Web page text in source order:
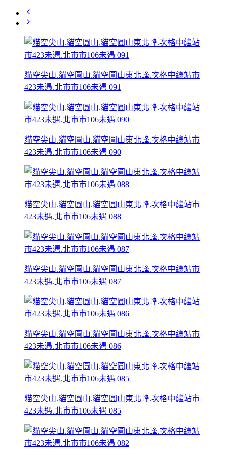
貓空尖山.貓空圓山.貓空圓山東北峰.次格中繼站市
423未遇.北市市106未遇 091
貓空尖山.貓空圓山.貓空圓山東北峰.次格中繼站市
423未遇.北市市106未遇 090
貓空尖山.貓空圓山.貓空圓山東北峰.次格中繼站市
423未遇.北市市106未遇 088
貓空尖山.貓空圓山.貓空圓山東北峰.次格中繼站市
423未遇.北市市106未遇 087
貓空尖山.貓空圓山.貓空圓山東北峰.次格中繼站市
423未遇.北市市106未遇 086
貓空尖山.貓空圓山.貓空圓山東北峰.次格中繼站市
423未遇.北市市106未遇 085